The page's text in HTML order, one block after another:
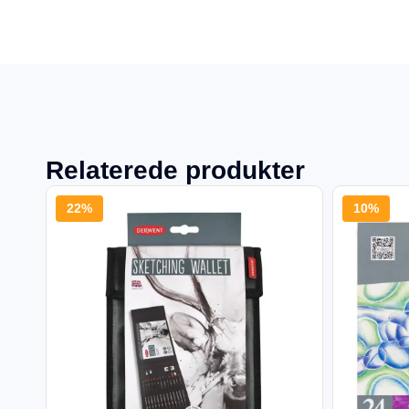
Relaterede produkter
22% 10%